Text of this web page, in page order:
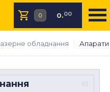
0.00
обладнання
63